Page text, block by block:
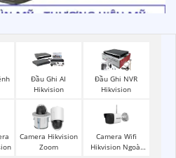
Đầu Ghi AI
Hikvision
Đầu Ghi NVR
Hikvision
Camera Hikvision
Zoom
Camera Wifi
Hikvision Ngoài